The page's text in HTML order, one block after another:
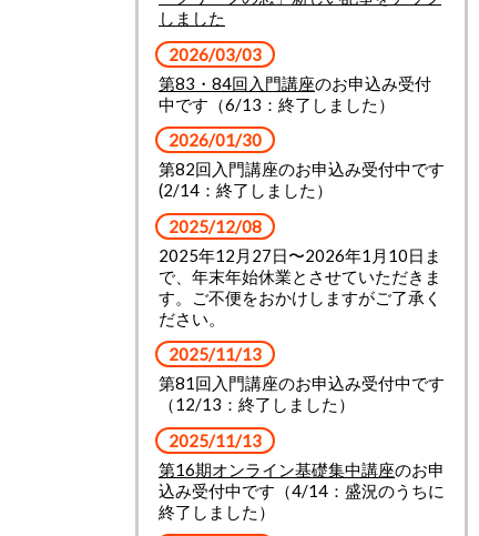
しました
2026/03/03
第83・84回入門講座のお申込み受付
中です（6/13：終了しました）
2026/01/30
第82回入門講座のお申込み受付中です
(2/14：終了しました）
2025/12/08
2025年12月27日〜2026年1月10日ま
で、年末年始休業とさせていただきま
す。ご不便をおかけしますがご了承く
ださい。
2025/11/13
第81回入門講座のお申込み受付中です
（12/13：終了しました）
2025/11/13
第16期オンライン基礎集中講座のお申
込み受付中です（4/14：盛況のうちに
終了しました）